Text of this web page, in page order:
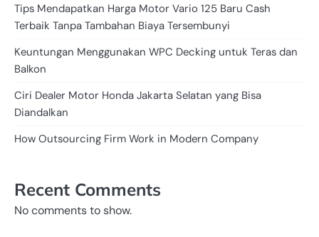
Tips Mendapatkan Harga Motor Vario 125 Baru Cash
Terbaik Tanpa Tambahan Biaya Tersembunyi
Keuntungan Menggunakan WPC Decking untuk Teras dan
Balkon
Ciri Dealer Motor Honda Jakarta Selatan yang Bisa
Diandalkan
How Outsourcing Firm Work in Modern Company
Recent Comments
No comments to show.